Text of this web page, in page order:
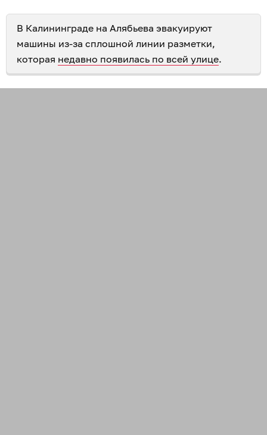
В Калининграде на Алябьева эвакуируют
машины из-за сплошной линии разметки,
которая недавно появилась по всей улице.